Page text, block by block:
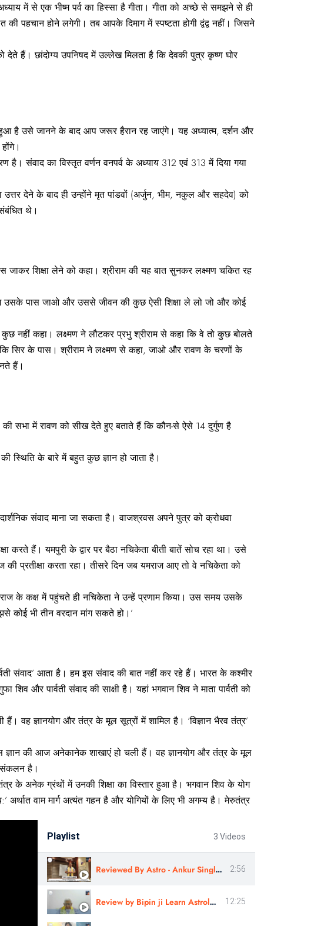
में से एक भीष्म पर्व का हिस्सा है गीता। गीता को अच्‍छे से समझने से ही
पहचान होने लगेगी। तब आपके दिमाग में स्पष्टता होगी द्वंद्व नहीं। जिसने
हैं। छांदोग्य उपनिषद में उल्लेख मिलता है कि देवकी पुत्र कृष्‍ण घोर
हुआ है उसे जानने के बाद आप जरूर हैरान रह जाएंगे। यह अध्यात्म, दर्शन और
है। संवाद का विस्तृत वर्णन वनपर्व के अध्याय 312 एवं 313 में दिया गया
देने के बाद ही उन्होंने मृत पांडवों (अर्जुन, भीम, नकुल और सहदेव) को
थे।
जाकर शिक्षा लेने को कहा। श्रीराम की यह बात सुनकर लक्ष्मण चकित रह
उसके पास जाओ और उससे जीवन की कुछ ऐसी शिक्षा ले लो जो और कोई
नहीं कहा। लक्ष्मण ने लौटकर प्रभु श्रीराम से कहा कि वे तो कुछ बोलते
कि सिर के पास। श्रीराम ने लक्ष्मण से कहा, जाओ और रावण के चरणों के
हैं।
सभा में रावण को सीख देते हुए बताते हैं कि कौन-से ऐसे 14 दुर्गुण है
के बारे में बहुत कुछ ज्ञान हो जाता है।
संवाद माना जा सकता है। वाजश्रवस अपने पुत्र को क्रोधवा
हैं। यमपुरी के द्वार पर बैठा नचिकेता बीती बातें सोच रहा था। उसे
प्रतीक्षा करता रहा। तीसरे दिन जब यमराज आए तो वे नचिकेता को
के कक्ष में पहुंचते ही नचिकेता ने उन्हें प्रणाम किया। उस समय उसके
कोई भी तीन वरदान मांग सकते हो।’
संवाद’ आता है। हम इस संवाद की बात नहीं कर रहे हैं। भारत के कश्मीर
और पार्वती संवाद की साक्षी है। यहां भगवान शिव ने माता पार्वती को
हैं। वह ज्ञानयोग और तंत्र के मूल सूत्रों में शामिल है। ‘विज्ञान भैरव तंत्र’
उस ज्ञान की आज अनेकानेक शाखाएं हो चली हैं। वह ज्ञानयोग और तंत्र के मूल
संकलन है।
तंत्र के अनेक ग्रंथों में उनकी शिक्षा का विस्तार हुआ है। भगवान शिव के योग
अर्थात वाम मार्ग अत्यंत गहन है और योगियों के लिए भी अगम्य है। मेरुतंत्र
Playlist 3 Videos
Reviewed By Astro - Ankur Singla Ji | Sshree Astro Vastu #astrology #nakshatra 2:56
Review by Bipin ji Learn Astrology 12:25